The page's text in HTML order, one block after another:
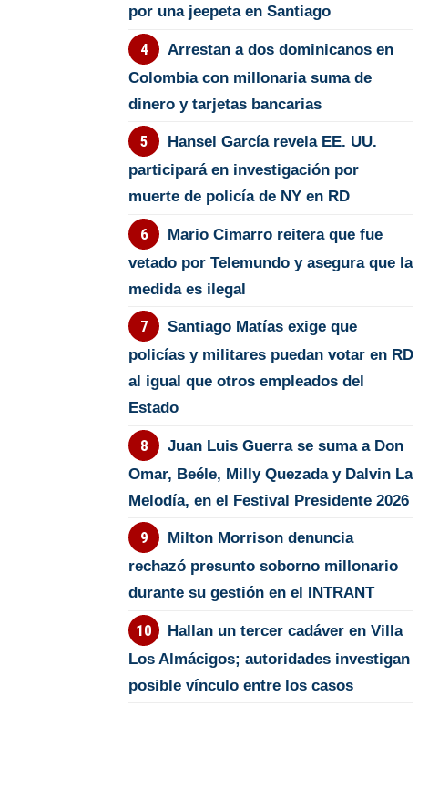
por una jeepeta en Santiago
Arrestan a dos dominicanos en
Colombia con millonaria suma de
dinero y tarjetas bancarias
Hansel García revela EE. UU.
participará en investigación por
muerte de policía de NY en RD
Mario Cimarro reitera que fue
vetado por Telemundo y asegura que la
medida es ilegal
Santiago Matías exige que
policías y militares puedan votar en RD
al igual que otros empleados del
Estado
Juan Luis Guerra se suma a Don
Omar, Beéle, Milly Quezada y Dalvin La
Melodía, en el Festival Presidente 2026
Milton Morrison denuncia
rechazó presunto soborno millonario
durante su gestión en el INTRANT
Hallan un tercer cadáver en Villa
Los Almácigos; autoridades investigan
posible vínculo entre los casos